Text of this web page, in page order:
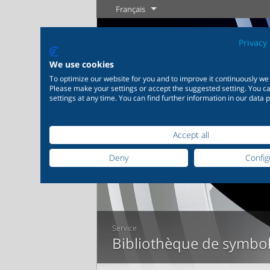
Français
Nouveautés
Plus d'information
Régulation
Plus d'information
20 000 produits pour
l’industrie – Des systèmes
industrielles les plus
variées
200 000
chimie –
en
individuels
Votre
Service
Bibliothèque de
We use cookies
To optimize our website for you and to improve it continuously we
Please make your settings or accept the suggested setting. You
settings at any time. You can find further information in our data
Accept all
Deny